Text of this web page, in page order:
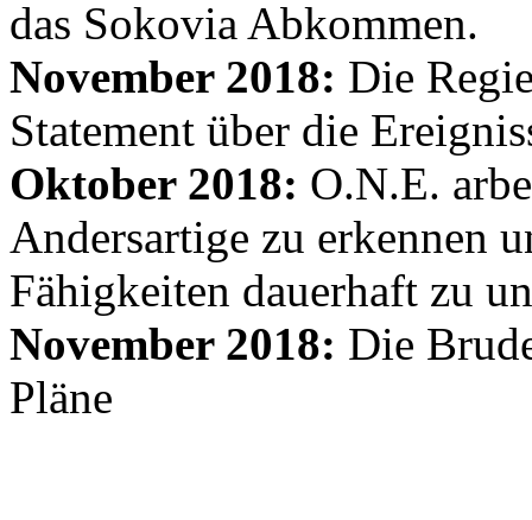
das Sokovia Abkommen.
November 2018: Die
Statement über die
Oktober 2018: O.N.E.
Andersartige zu erkennen
Fähigkeiten dauerhaft zu
November 2018: Die
Pläne